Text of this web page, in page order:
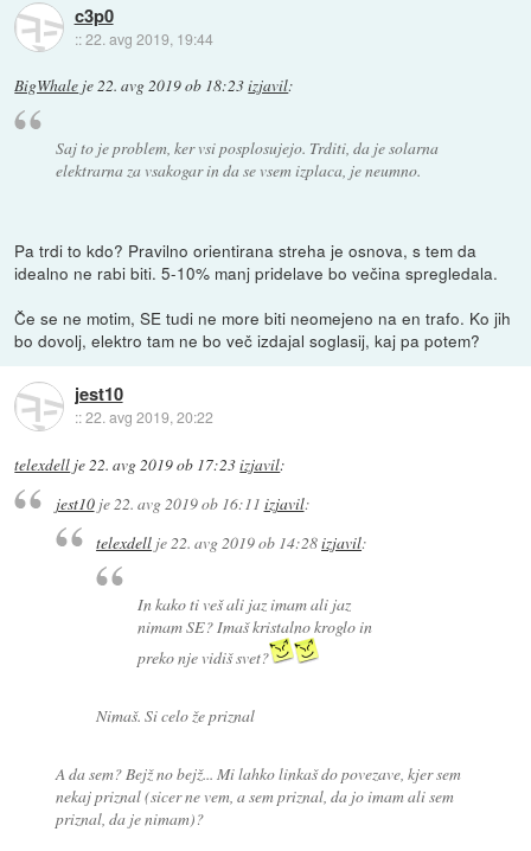
c3p0
::22. avg 2019, 19:44
BigWhale je22. avg 2019 ob 18:23izjavil:
Saj to je problem, ker vsi posplosujejo. Trditi, da je solarna
elektrarna za vsakogar in da se vsem izplaca, je neumno.
Pa trdi to kdo? Pravilno orientirana streha je osnova, s tem da
idealno ne rabi biti. 5-10% manj pridelave bo večina spregledala.
Če se ne motim, SE tudi ne more biti neomejeno na en trafo. Ko jih
bo dovolj, elektro tam ne bo več izdajal soglasij, kaj pa potem?
jest10
::22. avg 2019, 20:22
telexdell je22. avg 2019 ob 17:23izjavil:
jest10je22. avg 2019 ob 16:11 izjavil:
telexdell je22. avg 2019 ob 14:28izjavil:
In kako ti veš ali jaz imam ali jaz
nimam SE? Imaš kristalno kroglo in
preko nje vidiš svet?
Nimaš. Si celo že priznal
A da sem? Bejž no bejž... Mi lahko linkaš do povezave, kjer sem
nekaj priznal (sicer ne vem, a sem priznal, da jo imam ali sem
priznal, da je nimam)?